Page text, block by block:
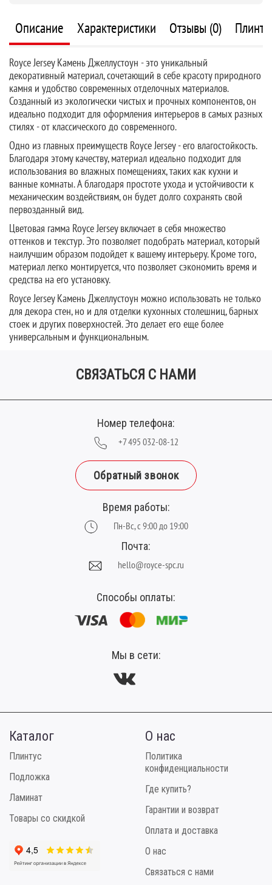
Описание Характеристики Отзывы (0)
Royce Jersey Камень Джеллустоун - это уникальный
декоративный материал, сочетающий в себе красоту природного
камня и удобство современных отделочных материалов.
Созданный из экологически чистых и прочных компонентов, он
идеально подходит для оформления интерьеров в самых разных
стилях - от классического до современного.
Одно из главных преимуществ Royce Jersey - его влагостойкость.
Благодаря этому качеству, материал идеально подходит для
использования во влажных помещениях, таких как кухни и
ванные комнаты. А благодаря простоте ухода и устойчивости к
механическим воздействиям, он будет долго сохранять свой
первозданный вид.
Цветовая гамма Royce Jersey включает в себя множество
оттенков и текстур. Это позволяет подобрать материал, который
наилучшим образом подойдет к вашему интерьеру. Кроме того,
материал легко монтируется, что позволяет сэкономить время и
средства на его установку.
Royce Jersey Камень Джеллустоун можно использовать не только
для декора стен, но и для отделки кухонных столешниц, барных
стоек и других поверхностей. Это делает его еще более
универсальным и функциональным.
СВЯЗАТЬСЯ С НАМИ
Номер телефона:
+7 495 032-08-12
Обратный звонок
Время работы:
Пн-Вс, с 9:00 до 19:00
Почта:
hello@royce-spc.ru
Способы оплаты:
Мы в сети:
Каталог
Плинтус
Подложка
Ламинат
Товары со скидкой
О нас
Политика
конфиденциальности
Где купить?
Гарантии и возврат
Оплата и доставка
О нас
Связаться с нами